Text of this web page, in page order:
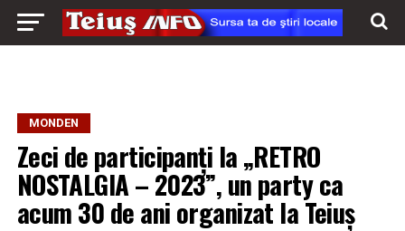
MONDEN
Zeci de participanți la „RETRO
NOSTALGIA – 2023”, un party ca
acum 30 de ani organizat la Teiuș